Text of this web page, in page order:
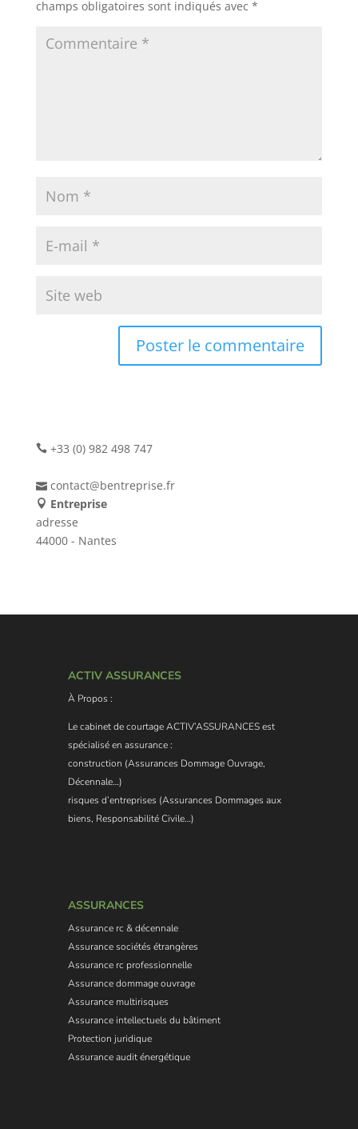
champs obligatoires sont indiqués avec *
+33 (0) 982 498 747
contact@bentreprise.fr
Entreprise
adresse
44000 - Nantes
ACTIV ASSURANCES
À Propos :
Le cabinet de courtage ACTIV’ASSURANCES est
spécialisé en assurance :
construction (Assurances Dommage Ouvrage,
Décennale…)
risques d’entreprises (Assurances Dommages aux
biens, Responsabilité Civile…)
ASSURANCES
Assurance rc & décennale
Assurance sociétés étrangères
Assurance rc professionnelle
Assurance dommage ouvrage
Assurance multirisques
Assurance intellectuels du bâtiment
Protection juridique
Assurance audit énergétique